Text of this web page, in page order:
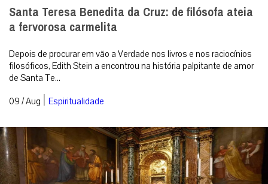
Santa Teresa Benedita da Cruz: de filósofa ateia
a fervorosa carmelita
Depois de procurar em vão a Verdade nos livros e nos raciocínios
filosóficos, Edith Stein a encontrou na história palpitante de amor
de Santa Te...
09 / Aug | Espiritualidade